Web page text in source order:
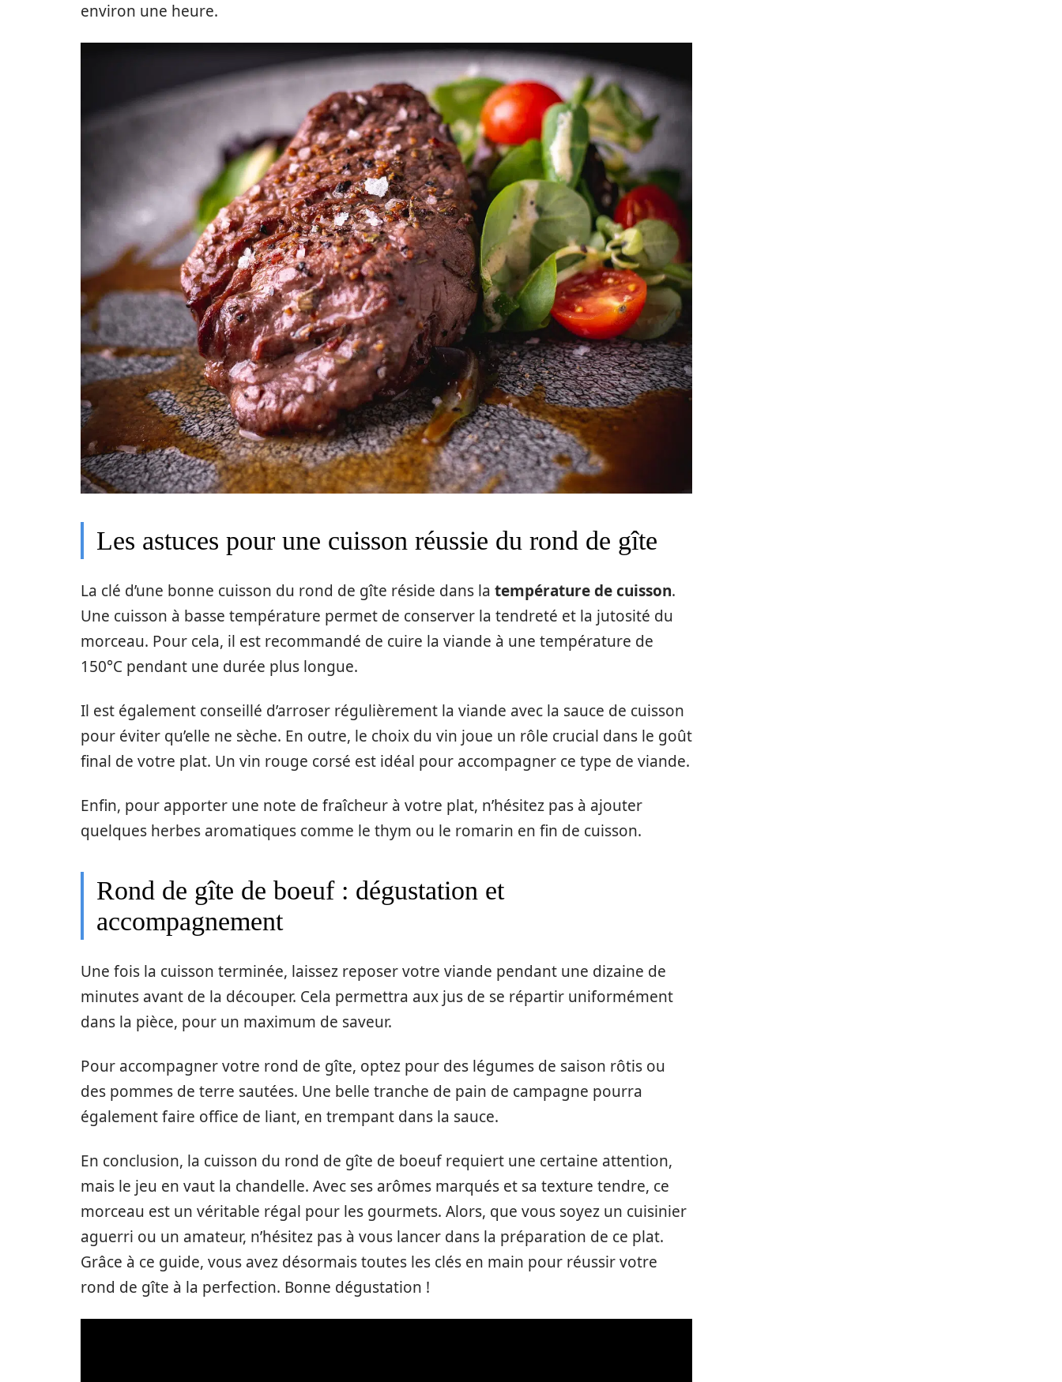
environ une heure.
Les astuces pour une cuisson réussie du rond de gîte
La clé d’une bonne cuisson du rond de gîte réside dans la température de cuisson.
Une cuisson à basse température permet de conserver la tendreté et la jutosité du
morceau. Pour cela, il est recommandé de cuire la viande à une température de
150°C pendant une durée plus longue.
Il est également conseillé d’arroser régulièrement la viande avec la sauce de cuisson
pour éviter qu’elle ne sèche. En outre, le choix du vin joue un rôle crucial dans le goût
final de votre plat. Un vin rouge corsé est idéal pour accompagner ce type de viande.
Enfin, pour apporter une note de fraîcheur à votre plat, n’hésitez pas à ajouter
quelques herbes aromatiques comme le thym ou le romarin en fin de cuisson.
Rond de gîte de boeuf : dégustation et
accompagnement
Une fois la cuisson terminée, laissez reposer votre viande pendant une dizaine de
minutes avant de la découper. Cela permettra aux jus de se répartir uniformément
dans la pièce, pour un maximum de saveur.
Pour accompagner votre rond de gîte, optez pour des légumes de saison rôtis ou
des pommes de terre sautées. Une belle tranche de pain de campagne pourra
également faire office de liant, en trempant dans la sauce.
En conclusion, la cuisson du rond de gîte de boeuf requiert une certaine attention,
mais le jeu en vaut la chandelle. Avec ses arômes marqués et sa texture tendre, ce
morceau est un véritable régal pour les gourmets. Alors, que vous soyez un cuisinier
aguerri ou un amateur, n’hésitez pas à vous lancer dans la préparation de ce plat.
Grâce à ce guide, vous avez désormais toutes les clés en main pour réussir votre
rond de gîte à la perfection. Bonne dégustation !